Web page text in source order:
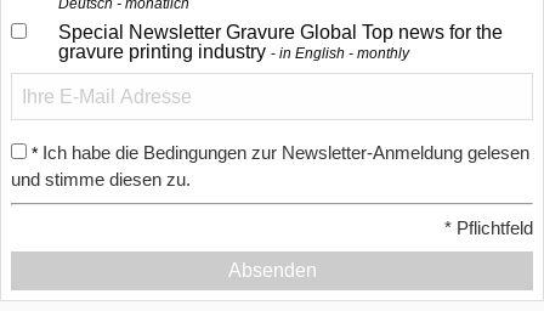
Deutsch - monatlich
Special Newsletter Gravure Global Top news for the
gravure printing industry
in English - monthly
* Ich habe die Bedingungen zur Newsletter-Anmeldung gelesen
und stimme diesen zu.
* Pflichtfeld
Absenden